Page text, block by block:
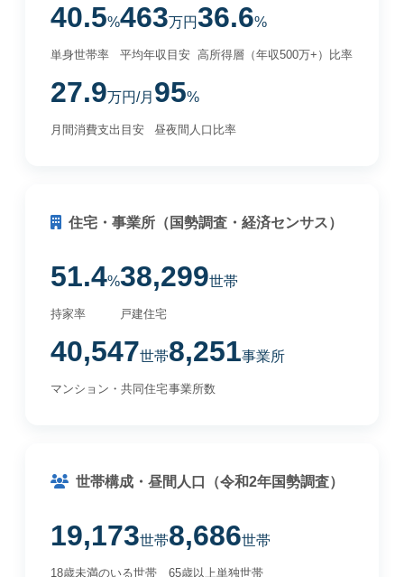
40.5%
単身世帯率
463万円
平均年収目安
36.6%
高所得層（年収500万+）比率
27.9万円/月
月間消費支出目安
95%
昼夜間人口比率
住宅・事業所（国勢調査・経済センサス）
51.4%
持家率
38,299世帯
戸建住宅
40,547世帯
マンション・共同住宅
8,251事業所
事業所数
世帯構成・昼間人口（令和2年国勢調査）
19,173世帯
18歳未満のいる世帯
8,686世帯
65歳以上単独世帯